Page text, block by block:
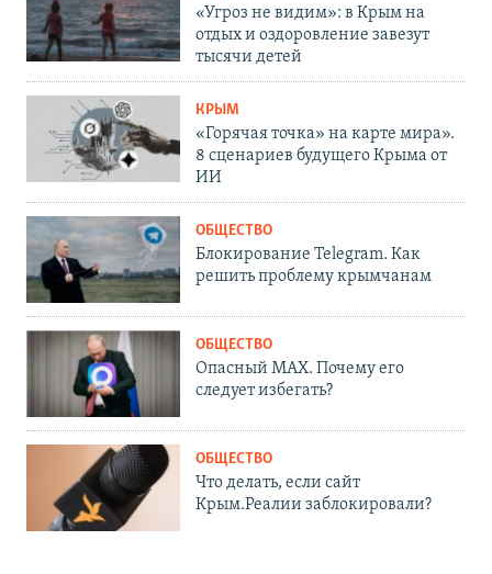
«Угроз не видим»: в Крым на
отдых и оздоровление завезут
тысячи детей
КРЫМ
«Горячая точка» на карте мира».
8 сценариев будущего Крыма от
ИИ
ОБЩЕСТВО
Блокирование Telegram. Как
решить проблему крымчанам
ОБЩЕСТВО
Опасный MAX. Почему его
следует избегать?
ОБЩЕСТВО
Что делать, если сайт
Крым.Реалии заблокировали?